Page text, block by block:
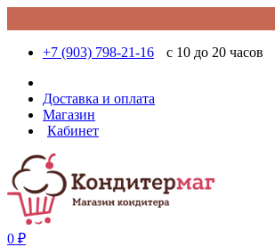
+7 (903) 798-21-16 с 10 до 20 часов
Доставка и оплата
Магазин
Кабинет
0 ₽